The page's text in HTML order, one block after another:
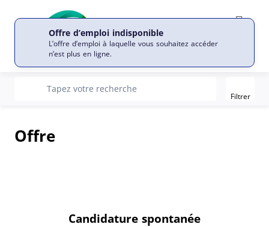
Offre d’emploi indisponible
L’offre d’emploi à laquelle vous souhaitez accéder
n’est plus en ligne.
recherche
Tapez votre recherche
Filtrer
Offre
Candidature spontanée